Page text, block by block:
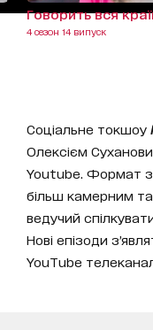
Говорить вся
4 сезон 14 випуск
Соціальне токшоу
Олексієм
Youtube. Формат
більш камерним
ведучий
Нові епізоди
YouTube